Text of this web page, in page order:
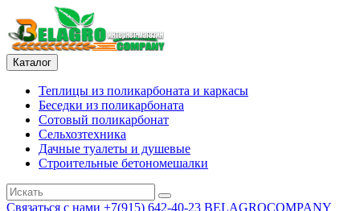
Каталог
Теплицы из поликарбоната и каркасы
Беседки из поликарбоната
Сотовый поликарбонат
Сельхозтехника
Дачные туалеты и душевые
Строительные бетономешалки
Связаться с нами +7(915) 642-40-23 BELAGROCOMPANY